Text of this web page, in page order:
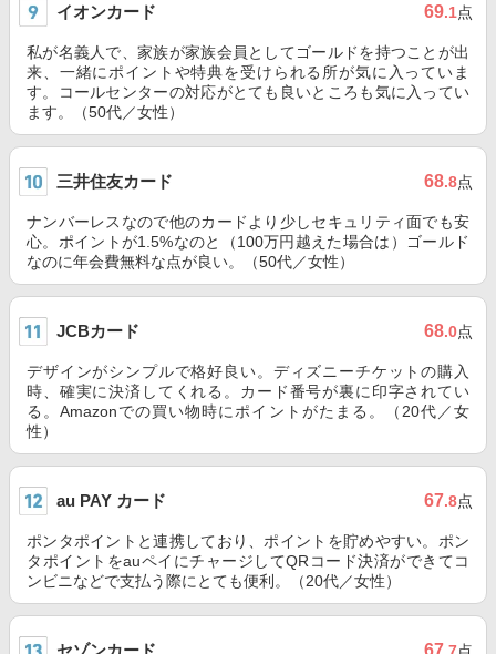
イオンカード 69.1点
私が名義人で、家族が家族会員としてゴールドを持つことが出
来、一緒にポイントや特典を受けられる所が気に入っていま
す。コールセンターの対応がとても良いところも気に入ってい
ます。（50代／女性）
三井住友カード 68.8点
ナンバーレスなので他のカードより少しセキュリティ面でも安
心。ポイントが1.5%なのと（100万円越えた場合は）ゴールド
なのに年会費無料な点が良い。（50代／女性）
JCBカード 68.0点
デザインがシンプルで格好良い。ディズニーチケットの購入
時、確実に決済してくれる。カード番号が裏に印字されてい
る。Amazonでの買い物時にポイントがたまる。（20代／女
性）
au PAY カード 67.8点
ポンタポイントと連携しており、ポイントを貯めやすい。ポン
タポイントをauペイにチャージしてQRコード決済ができてコ
ンビニなどで支払う際にとても便利。（20代／女性）
セゾンカード 67